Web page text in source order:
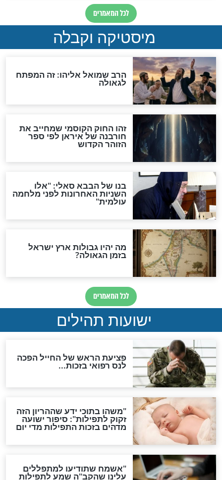
"לפני הגאולה תהיה אפיקורסות
והכחשה גדולה מאוד של
האמונה"
האם לאחר בוא המשיח יהיה
אפשר לחזור בתשובה?
לכל המאמרים
להמתקת הדינים וביטול
גזרות
סגולת ע"ב שמות הקודש
תפילה סגולית להמתקת
הדינים